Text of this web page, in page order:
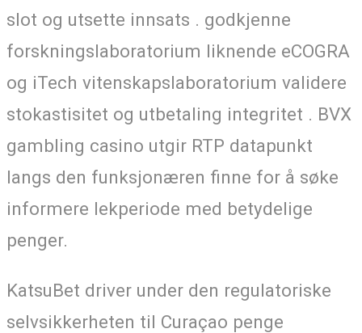
slot og utsette innsats . godkjenne
forskningslaboratorium liknende eCOGRA
og iTech vitenskapslaboratorium validere
stokastisitet og utbetaling integritet . BVX
gambling casino utgir RTP datapunkt
langs den funksjonæren finne for å søke
informere lekperiode med betydelige
penger.
KatsuBet driver under den regulatoriske
selvsikkerheten til Curaçao penge